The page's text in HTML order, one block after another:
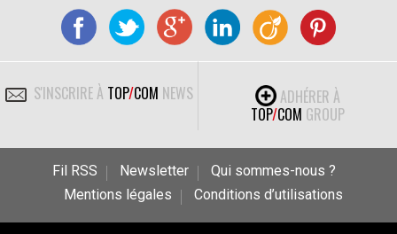
S'INSCRIRE À TOP/COM NEWS
ADHÉRER À
TOP/COM GROUP
Fil RSS Newsletter
Qui sommes-nous ?
Mentions légales
Conditions d’utilisations